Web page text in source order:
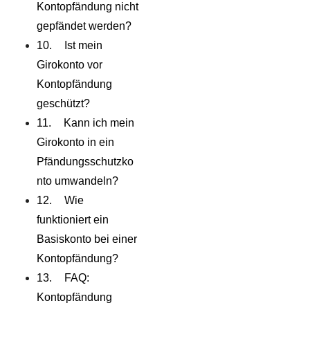
Kontopfändung nicht
gepfändet werden?
Ist mein
Girokonto vor
Kontopfändung
geschützt?
Kann ich mein
Girokonto in ein
Pfändungsschutzko
nto umwandeln?
Wie
funktioniert ein
Basiskonto bei einer
Kontopfändung?
FAQ:
Kontopfändung